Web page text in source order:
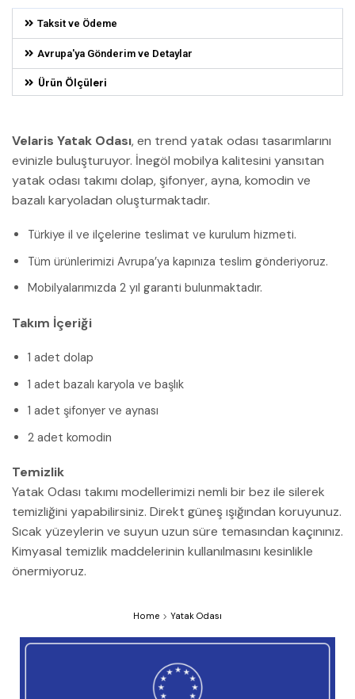
Taksit ve Ödeme
Avrupa'ya Gönderim ve Detaylar
Ürün Ölçüleri
Velaris Yatak Odası, en trend yatak odası tasarımlarını
evinizle buluşturuyor. İnegöl mobilya kalitesini yansıtan
yatak odası takımı dolap, şifonyer, ayna, komodin ve
bazalı karyoladan oluşturmaktadır.
Türkiye il ve ilçelerine teslimat ve kurulum hizmeti.
Tüm ürünlerimizi Avrupa’ya kapınıza teslim gönderiyoruz.
Mobilyalarımızda 2 yıl garanti bulunmaktadır.
Takım İçeriği
1 adet dolap
1 adet bazalı karyola ve başlık
1 adet şifonyer ve aynası
2 adet komodin
Temizlik
Yatak Odası takımı modellerimizi nemli bir bez ile silerek
temizliğini yapabilirsiniz. Direkt güneş ışığından koruyunuz.
Sıcak yüzeylerin ve suyun uzun süre temasından kaçınınız.
Kimyasal temizlik maddelerinin kullanılmasını kesinlikle
önermiyoruz.
Home Yatak Odası